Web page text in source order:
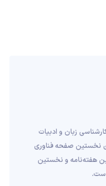
و کارشناسی زبان و ادبیات
و راه‌اندازی نخستین صفحه فناوری
هفته‌نامه و نخستین